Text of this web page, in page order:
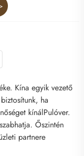
Kína egyik vezető
ha
kínálPulóver.
Őszintén
partnere